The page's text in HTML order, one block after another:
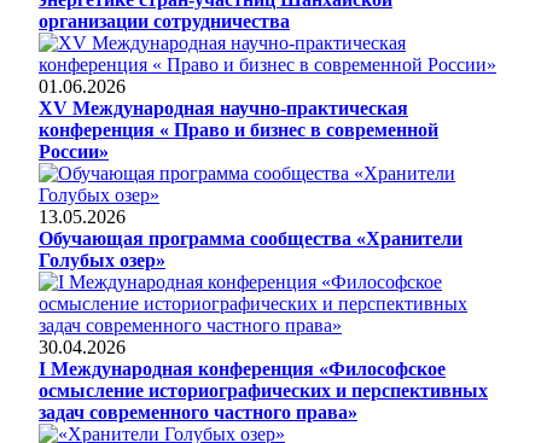
организации сотрудничества
01.06.2026
XV Международная научно-практическая
конференция « Право и бизнес в современной
России»
13.05.2026
Обучающая программа сообщества «Хранители
Голубых озер»
30.04.2026
I Международная конференция «Философское
осмысление историографических и перспективных
задач современного частного права»